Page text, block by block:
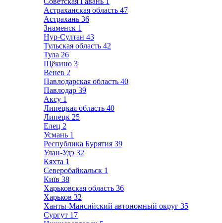
Астраханская область 47
Астрахань 36
Знаменск 1
Нур-Султан 43
Тульская область 42
Тула 26
Щёкино 3
Венев 2
Павлодарская область 40
Павлодар 39
Аксу 1
Липецкая область 40
Липецк 25
Елец 2
Усмань 1
Республика Бурятия 39
Улан-Удэ 32
Кяхта 1
Северобайкальск 1
Київ 38
Харьковская область 36
Харьков 32
Ханты-Мансийский автономный округ 35
Сургут 17